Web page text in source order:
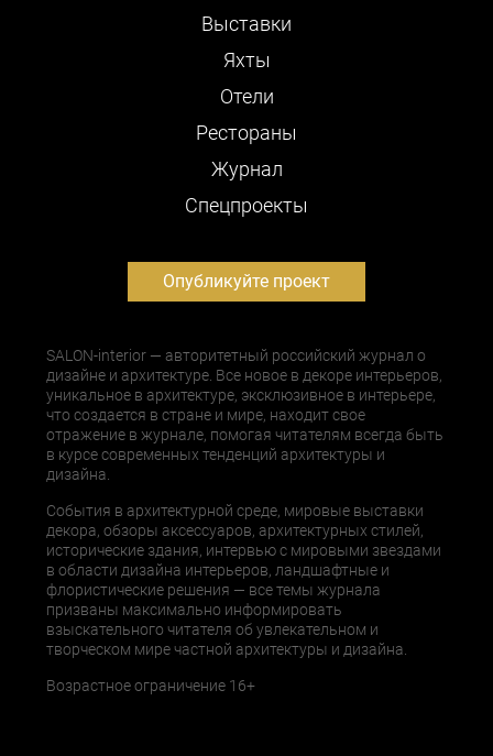
Выставки
Яхты
Отели
Рестораны
Журнал
Cпецпроекты
Опубликуйте проект
SALON-interior — авторитетный российский журнал о
дизайне и архитектуре. Все новое в декоре интерьеров,
уникальное в архитектуре, эксклюзивное в интерьере,
что создается в стране и мире, находит свое
отражение в журнале, помогая читателям всегда быть
в курсе современных тенденций архитектуры и
дизайна.
События в архитектурной среде, мировые выставки
декора, обзоры аксессуаров, архитектурных стилей,
исторические здания, интервью с мировыми звездами
в области дизайна интерьеров, ландшафтные и
флористические решения — все темы журнала
призваны максимально информировать
взыскательного читателя об увлекательном и
творческом мире частной архитектуры и дизайна.
Возрастное ограничение 16+